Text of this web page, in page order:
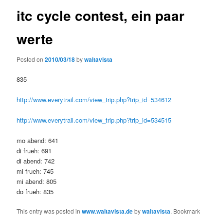
itc cycle contest, ein paar
werte
Posted on2010/03/18bywaltavista
835
http://www.everytrail.com/view_trip.php?trip_id=534612
http://www.everytrail.com/view_trip.php?trip_id=534515
mo abend: 641
di frueh: 691
di abend: 742
mi frueh: 745
mi abend: 805
do frueh: 835
This entry was posted inwww.waltavista.debywaltavista. Bookmark